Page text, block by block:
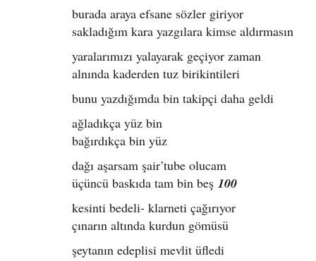
burada araya efsane sözler giriyor
sakladığım kara yazgılara kimse aldırmasın
yaralarımızı yalayarak geçiyor zaman
alnında kaderden tuz birikintileri
bunu yazdığımda bin takipçi daha geldi
ağladıkça yüz bin
bağırdıkça bin yüz
dağı aşarsam şair’tube olucam
üçüncü baskıda tam bin beş 100
kesinti bedeli- klarneti çağırıyor
çınarın altında kurdun gömüsü
şeytanın edeplisi mevlit üfledi